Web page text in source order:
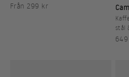
REA-pris
Från 299 kr
stål